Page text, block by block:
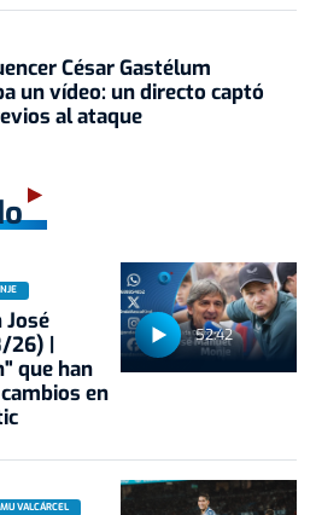
César Gastélum
un vídeo: un directo captó
al ataque
52:42
26) |
que han
en
VALCÁRCEL